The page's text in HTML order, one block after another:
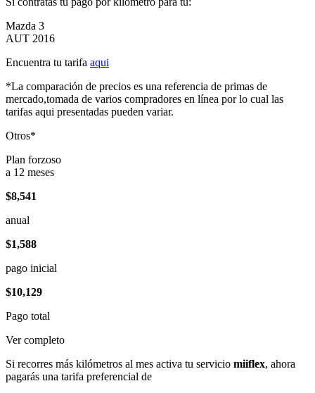
Mazda 3
AUT 2016
Encuentra tu tarifa aqui
*La comparación de precios es una referencia de primas de
mercado,tomada de varios compradores en línea por lo cual las
tarifas aqui presentadas pueden variar.
Otros*
Plan forzoso
a 12 meses
$8,541
anual
$1,588
pago inicial
$10,129
Pago total
Ver completo
Si recorres más kilómetros al mes activa tu servicio miiflex, ahora
pagarás una tarifa preferencial de